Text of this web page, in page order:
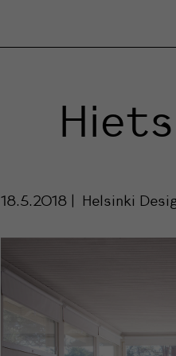
18.5.2018 Helsinki